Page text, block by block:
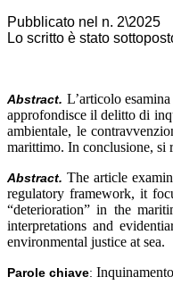
Pubblicato nel n. 2\2025
Lo scritto è stato
Abstract. L’articolo
approfondisce il delitto di
ambientale, le
marittimo. In conclusione, si
Abstract.The article
regulatory framework, it
“deterioration” in the
interpretations and
environmental justice at sea.
Parole chiave: